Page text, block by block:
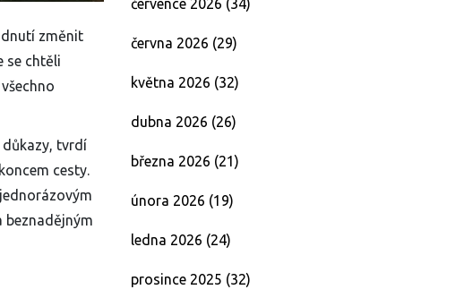
změnit
se chtěli
tvrdí
cesty.
beznadějným
července 2026 (34)
června 2026 (29)
května 2026 (32)
dubna 2026 (26)
března 2026 (21)
února 2026 (19)
ledna 2026 (24)
prosince 2025 (32)